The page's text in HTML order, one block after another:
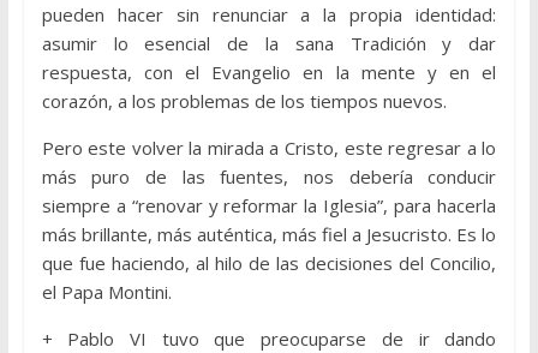
pueden hacer sin renunciar a la propia identidad:
asumir lo esencial de la sana Tradición y dar
respuesta, con el Evangelio en la mente y en el
corazón, a los problemas de los tiempos nuevos.
Pero este volver la mirada a Cristo, este regresar a lo
más puro de las fuentes, nos debería conducir
siempre a “renovar y reformar la Iglesia”, para hacerla
más brillante, más auténtica, más fiel a Jesucristo. Es lo
que fue haciendo, al hilo de las decisiones del Concilio,
el Papa Montini.
+ Pablo VI tuvo que preocuparse de ir dando